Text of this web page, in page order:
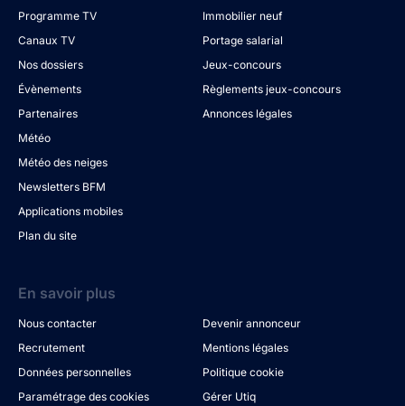
Programme TV
Canaux TV
Nos dossiers
Évènements
Partenaires
Météo
Météo des neiges
Newsletters BFM
Applications mobiles
Plan du site
Immobilier neuf
Portage salarial
Jeux-concours
Règlements jeux-concours
Annonces légales
En savoir plus
Nous contacter
Devenir annonceur
Recrutement
Mentions légales
Données personnelles
Politique cookie
Paramétrage des cookies
Gérer Utiq